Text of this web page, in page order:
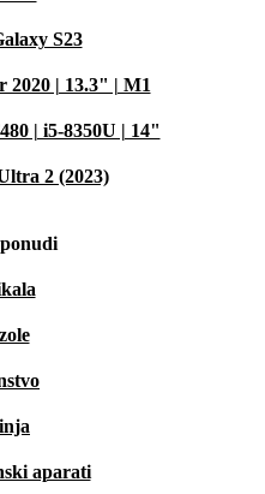
S23
2020 | 13.3" | M1
| i5-8350U | 14"
2 (2023)
aparati